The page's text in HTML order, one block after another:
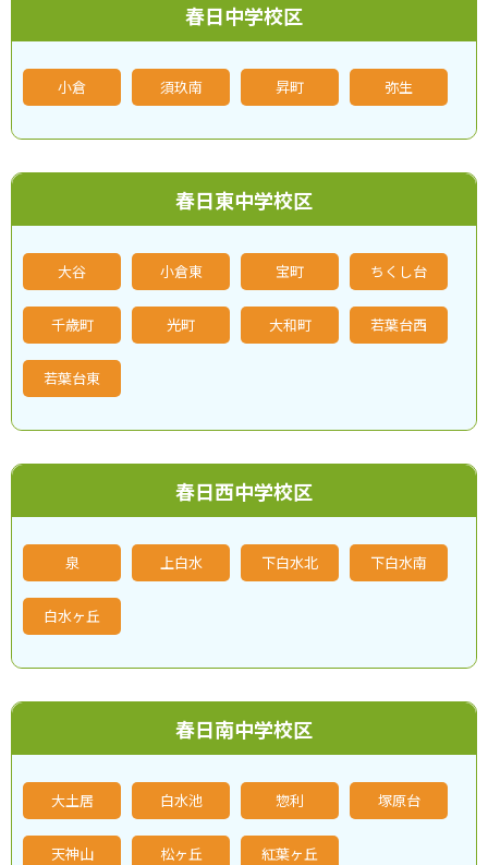
春日中学校区
小倉 須玖南 昇町 弥生
春日東中学校区
大谷 小倉東 宝町 ちくし台
千歳町 光町 大和町 若葉台西
若葉台東
春日西中学校区
泉 上白水 下白水北 下白水南
白水ヶ丘
春日南中学校区
大土居 白水池 惣利 塚原台
天神山 松ヶ丘 紅葉ヶ丘